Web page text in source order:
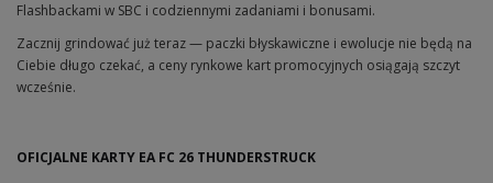
Flashbackami w SBC i codziennymi zadaniami i bonusami.
Zacznij grindować już teraz — paczki błyskawiczne i ewolucje nie będą na
Ciebie długo czekać, a ceny rynkowe kart promocyjnych osiągają szczyt
wcześnie.
OFICJALNE KARTY EA FC 26 THUNDERSTRUCK